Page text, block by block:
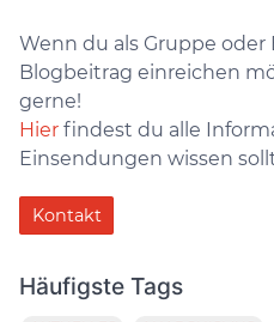
Wenn du als Gruppe oder
Blogbeitrag einreichen
gerne!
Hier findest du alle
Einsendungen wissen
Kontakt
Häufigste Tags